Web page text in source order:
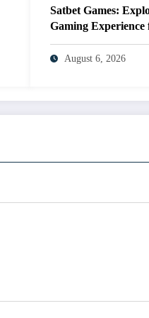
Satbet Games:
Gaming
August 6, 2026